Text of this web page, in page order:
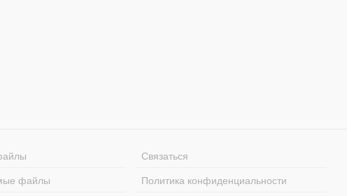
файлы
Связаться
Политика конфиденциальности